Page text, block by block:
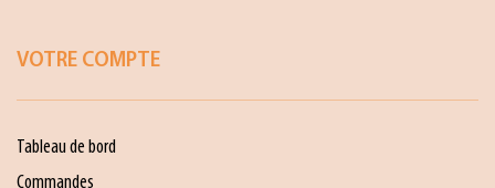
VOTRE COMPTE
Tableau de bord
Commandes